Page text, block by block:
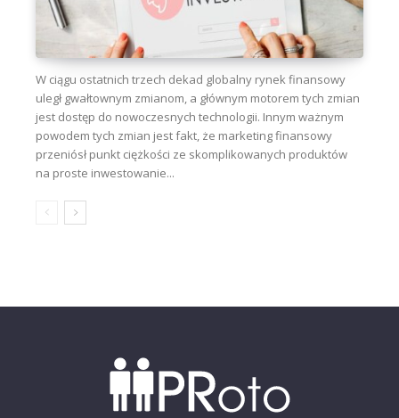
W ciągu ostatnich trzech dekad globalny rynek finansowy
uległ gwałtownym zmianom, a głównym motorem tych zmian
jest dostęp do nowoczesnych technologii. Innym ważnym
powodem tych zmian jest fakt, że marketing finansowy
przeniósł punkt ciężkości ze skomplikowanych produktów
na proste inwestowanie...